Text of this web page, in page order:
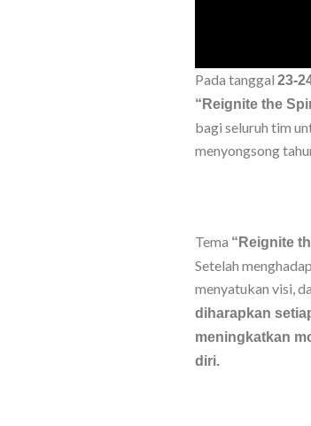
Pada tanggal 23-
“Reignite the
bagi seluruh tim
menyongsong
Tema “Reignite
Setelah
menyatukan visi,
diharapkan
meningkatkan
diri.